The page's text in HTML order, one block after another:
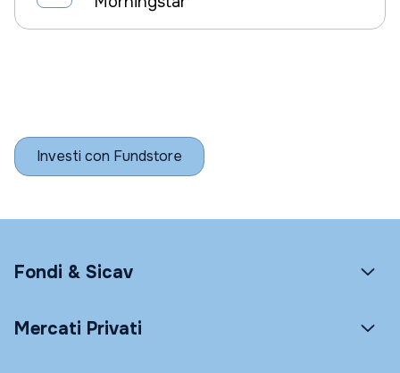
Investi con Fundstore
Fondi & Sicav
Mercati Privati